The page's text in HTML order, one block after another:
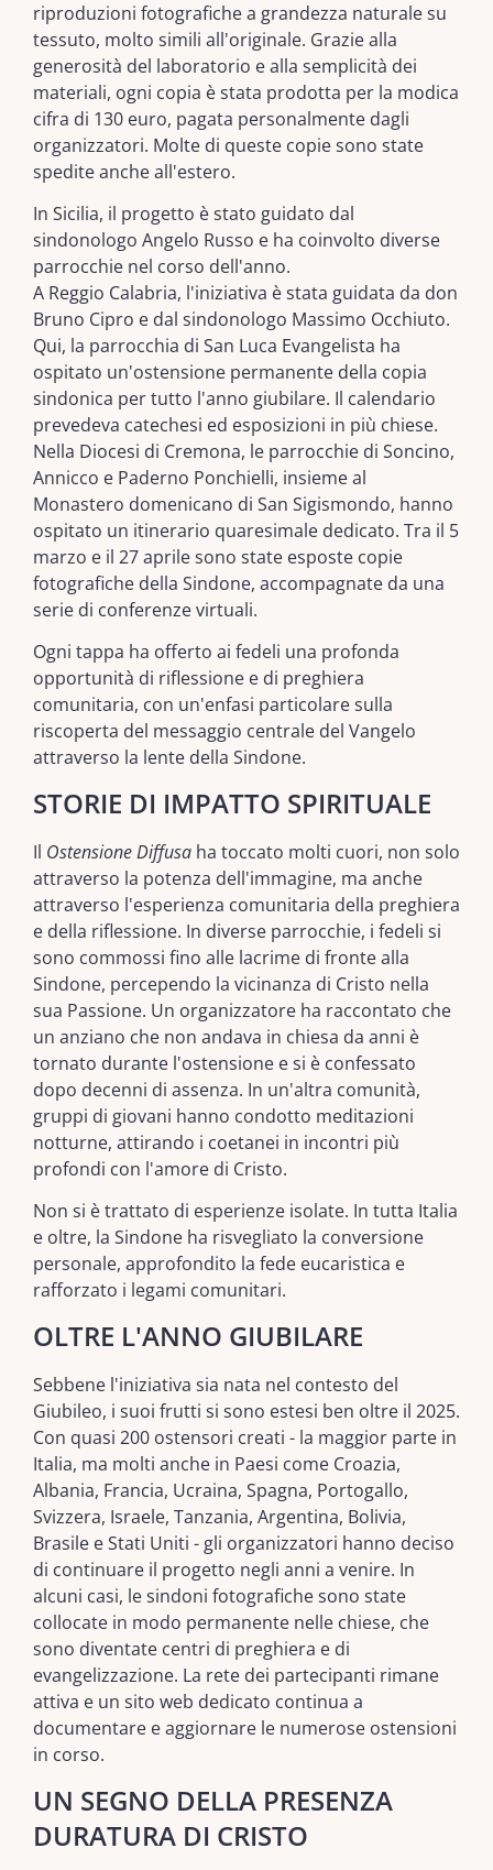
riproduzioni fotografiche a grandezza naturale su
tessuto, molto simili all'originale. Grazie alla
generosità del laboratorio e alla semplicità dei
materiali, ogni copia è stata prodotta per la modica
cifra di 130 euro, pagata personalmente dagli
organizzatori. Molte di queste copie sono state
spedite anche all'estero.
In Sicilia, il progetto è stato guidato dal
sindonologo Angelo Russo e ha coinvolto diverse
parrocchie nel corso dell'anno.
A Reggio Calabria, l'iniziativa è stata guidata da don
Bruno Cipro e dal sindonologo Massimo Occhiuto.
Qui, la parrocchia di San Luca Evangelista ha
ospitato un'ostensione permanente della copia
sindonica per tutto l'anno giubilare. Il calendario
prevedeva catechesi ed esposizioni in più chiese.
Nella Diocesi di Cremona, le parrocchie di Soncino,
Annicco e Paderno Ponchielli, insieme al
Monastero domenicano di San Sigismondo, hanno
ospitato un itinerario quaresimale dedicato. Tra il 5
marzo e il 27 aprile sono state esposte copie
fotografiche della Sindone, accompagnate da una
serie di conferenze virtuali.
Ogni tappa ha offerto ai fedeli una profonda
opportunità di riflessione e di preghiera
comunitaria, con un'enfasi particolare sulla
riscoperta del messaggio centrale del Vangelo
attraverso la lente della Sindone.
STORIE DI IMPATTO SPIRITUALE
Il Ostensione Diffusa ha toccato molti cuori, non solo
attraverso la potenza dell'immagine, ma anche
attraverso l'esperienza comunitaria della preghiera
e della riflessione. In diverse parrocchie, i fedeli si
sono commossi fino alle lacrime di fronte alla
Sindone, percependo la vicinanza di Cristo nella
sua Passione. Un organizzatore ha raccontato che
un anziano che non andava in chiesa da anni è
tornato durante l'ostensione e si è confessato
dopo decenni di assenza. In un'altra comunità,
gruppi di giovani hanno condotto meditazioni
notturne, attirando i coetanei in incontri più
profondi con l'amore di Cristo.
Non si è trattato di esperienze isolate. In tutta Italia
e oltre, la Sindone ha risvegliato la conversione
personale, approfondito la fede eucaristica e
rafforzato i legami comunitari.
OLTRE L'ANNO GIUBILARE
Sebbene l'iniziativa sia nata nel contesto del
Giubileo, i suoi frutti si sono estesi ben oltre il 2025.
Con quasi 200 ostensori creati - la maggior parte in
Italia, ma molti anche in Paesi come Croazia,
Albania, Francia, Ucraina, Spagna, Portogallo,
Svizzera, Israele, Tanzania, Argentina, Bolivia,
Brasile e Stati Uniti - gli organizzatori hanno deciso
di continuare il progetto negli anni a venire. In
alcuni casi, le sindoni fotografiche sono state
collocate in modo permanente nelle chiese, che
sono diventate centri di preghiera e di
evangelizzazione. La rete dei partecipanti rimane
attiva e un sito web dedicato continua a
documentare e aggiornare le numerose ostensioni
in corso.
UN SEGNO DELLA PRESENZA
DURATURA DI CRISTO